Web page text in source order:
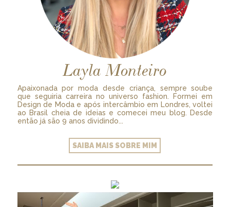
Layla Monteiro
Apaixonada por moda desde criança, sempre soube
que seguiria carreira no universo fashion. Formei em
Design de Moda e após intercâmbio em Londres, voltei
ao Brasil cheia de ideias e comecei meu blog. Desde
então já são 9 anos dividindo...
SAIBA MAIS SOBRE MIM